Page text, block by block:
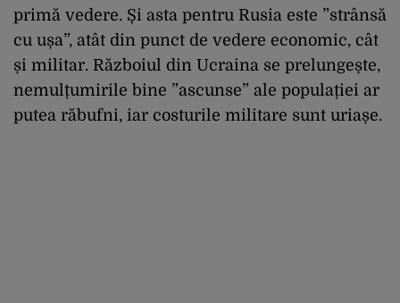
primă vedere. Și asta pentru Rusia este ”strânsă
cu ușa”, atât din punct de vedere economic, cât
și militar. Războiul din Ucraina se prelungește,
nemulțumirile bine ”ascunse” ale populației ar
putea răbufni, iar costurile militare sunt uriașe.